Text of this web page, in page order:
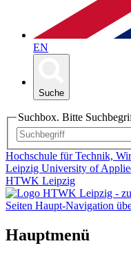
EN
Suche
Suchbox. Bitte
Hochschule für Technik,
Leipzig University of
HTWK Leipzig
Seiten Haupt-Navigation
Hauptmenü